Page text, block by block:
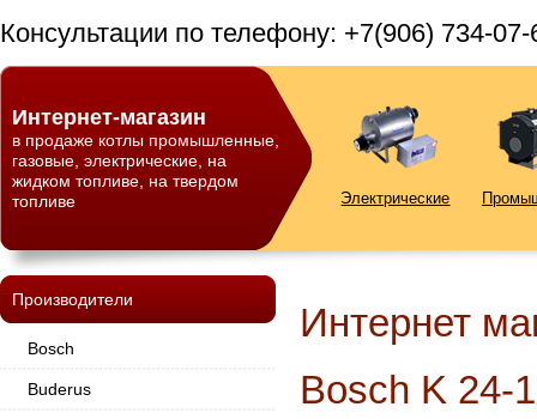
Консультации по телефону: +7(906) 734-07-
Интернет-магазин
в продаже котлы промышленные,
газовые, электрические, на
жидком топливе, на твердом
топливе
Электрические
Производители
Bosch
Buderus
Интернет
Bosch K 24-